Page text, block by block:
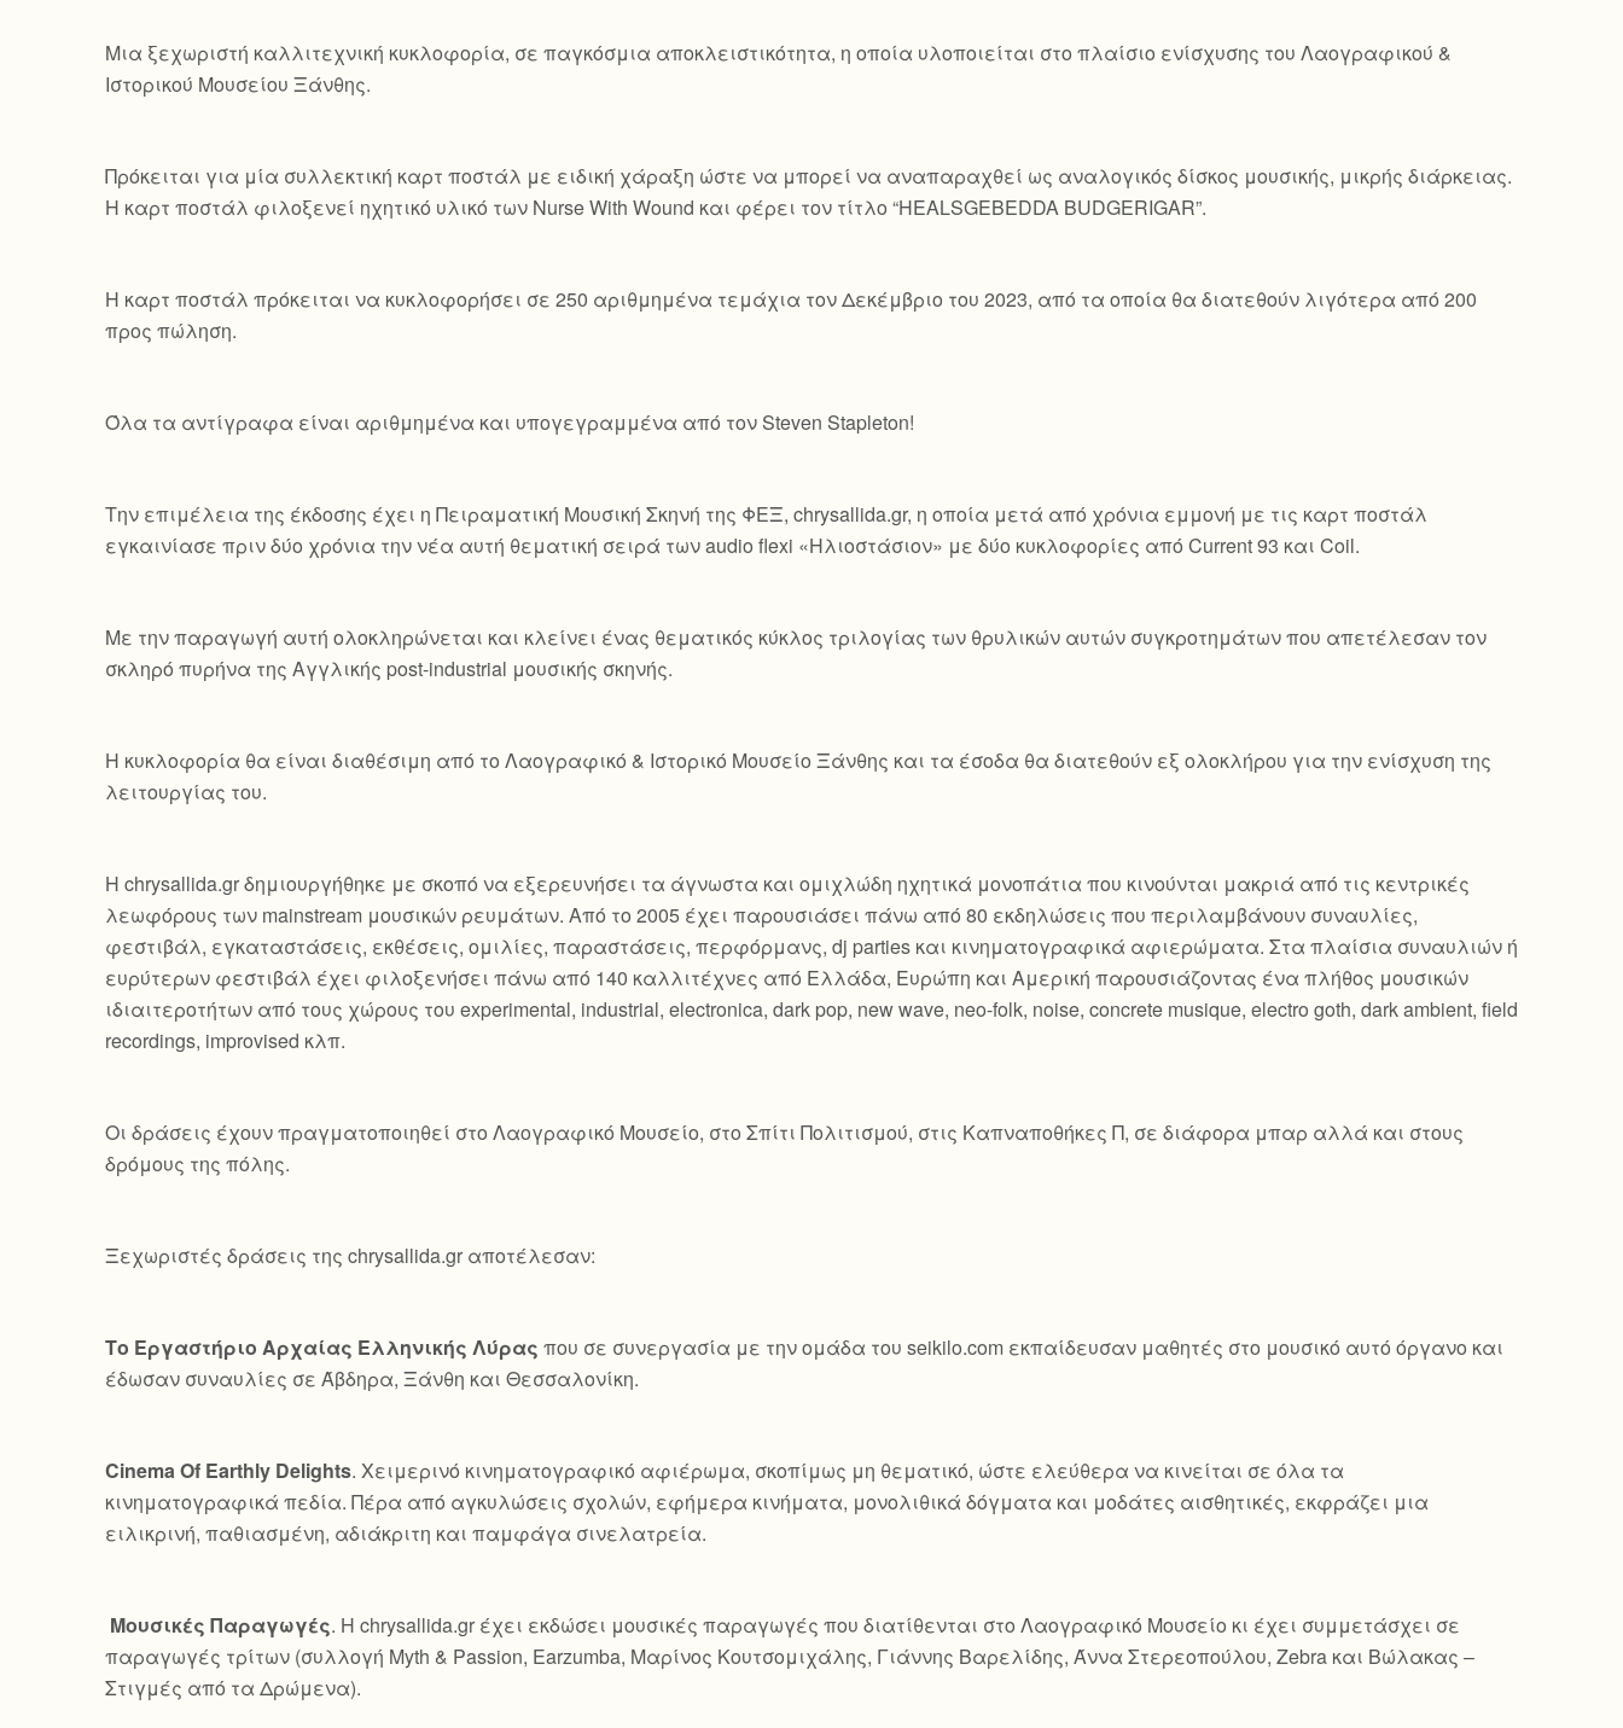
Mια ξεχωριστή καλλιτεχνική κυκλοφορία, σε παγκόσμια αποκλειστικότητα, η οποία υλοποιείται στο πλαίσιο ενίσχυσης του Λαογραφικού &
Ιστορικού Μουσείου Ξάνθης.
Πρόκειται για μία συλλεκτική καρτ ποστάλ με ειδική χάραξη ώστε να μπορεί να αναπαραχθεί ως αναλογικός δίσκος μουσικής, μικρής διάρκειας.
Η καρτ ποστάλ φιλοξενεί ηχητικό υλικό των Nurse With Wound και φέρει τον τίτλο “HEALSGEBEDDA BUDGERIGAR”.
Η καρτ ποστάλ πρόκειται να κυκλοφορήσει σε 250 αριθμημένα τεμάχια τον Δεκέμβριο του 2023, από τα οποία θα διατεθούν λιγότερα από 200
προς πώληση.
Όλα τα αντίγραφα είναι αριθμημένα και υπογεγραμμένα από τον Steven Stapleton!
Την επιμέλεια της έκδοσης έχει η Πειραματική Μουσική Σκηνή της ΦΕΞ, chrysallida.gr, η οποία μετά από χρόνια εμμονή με τις καρτ ποστάλ
εγκαινίασε πριν δύο χρόνια την νέα αυτή θεματική σειρά των audio flexi «Ηλιοστάσιον» με δύο κυκλοφορίες από Current 93 και Coil.
Με την παραγωγή αυτή ολοκληρώνεται και κλείνει ένας θεματικός κύκλος τριλογίας των θρυλικών αυτών συγκροτημάτων που απετέλεσαν τον
σκληρό πυρήνα της Αγγλικής post-industrial μουσικής σκηνής.
Η κυκλοφορία θα είναι διαθέσιμη από το Λαογραφικό & Ιστορικό Μουσείο Ξάνθης και τα έσοδα θα διατεθούν εξ ολοκλήρου για την ενίσχυση της
λειτουργίας του.
Η chrysallida.gr δημιουργήθηκε με σκοπό να εξερευνήσει τα άγνωστα και ομιχλώδη ηχητικά μονοπάτια που κινούνται μακριά από τις κεντρικές
λεωφόρους των mainstream μουσικών ρευμάτων. Από το 2005 έχει παρουσιάσει πάνω από 80 εκδηλώσεις που περιλαμβάνουν συναυλίες,
φεστιβάλ, εγκαταστάσεις, εκθέσεις, ομιλίες, παραστάσεις, περφόρμανς, dj parties και κινηματογραφικά αφιερώματα. Στα πλαίσια συναυλιών ή
ευρύτερων φεστιβάλ έχει φιλοξενήσει πάνω από 140 καλλιτέχνες από Ελλάδα, Ευρώπη και Αμερική παρουσιάζοντας ένα πλήθος μουσικών
ιδιαιτεροτήτων από τους χώρους του experimental, industrial, electronica, dark pop, new wave, neo-folk, noise, concrete musique, electro goth, dark ambient, field
recordings, improvised κλπ.
Οι δράσεις έχουν πραγματοποιηθεί στο Λαογραφικό Μουσείο, στο Σπίτι Πολιτισμού, στις Καπναποθήκες Π, σε διάφορα μπαρ αλλά και στους
δρόμους της πόλης.
Ξεχωριστές δράσεις της chrysallida.gr αποτέλεσαν:
Το Εργαστήριο Αρχαίας Ελληνικής Λύρας που σε συνεργασία με την ομάδα του seikilo.com εκπαίδευσαν μαθητές στο μουσικό αυτό όργανο και
έδωσαν συναυλίες σε Άβδηρα, Ξάνθη και Θεσσαλονίκη.
Cinema Of Earthly Delights. Χειμερινό κινηματογραφικό αφιέρωμα, σκοπίμως μη θεματικό, ώστε ελεύθερα να κινείται σε όλα τα
κινηματογραφικά πεδία. Πέρα από αγκυλώσεις σχολών, εφήμερα κινήματα, μονολιθικά δόγματα και μοδάτες αισθητικές, εκφράζει μια
ειλικρινή, παθιασμένη, αδιάκριτη και παμφάγα σινελατρεία.
Μουσικές Παραγωγές. Η chrysallida.gr έχει εκδώσει μουσικές παραγωγές που διατίθενται στο Λαογραφικό Μουσείο κι έχει συμμετάσχει σε
παραγωγές τρίτων (συλλογή Myth & Passion, Earzumba, Μαρίνος Κουτσομιχάλης, Γιάννης Βαρελίδης, Άννα Στερεοπούλου, Zebra και Βώλακας –
Στιγμές από τα Δρώμενα).